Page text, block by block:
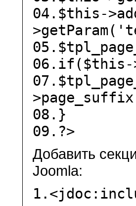
04. $this -
>getParam(
05.
06. if ($this
07.
08. }
09. ?>
Добавить
Joomla:
1. <jdoc: